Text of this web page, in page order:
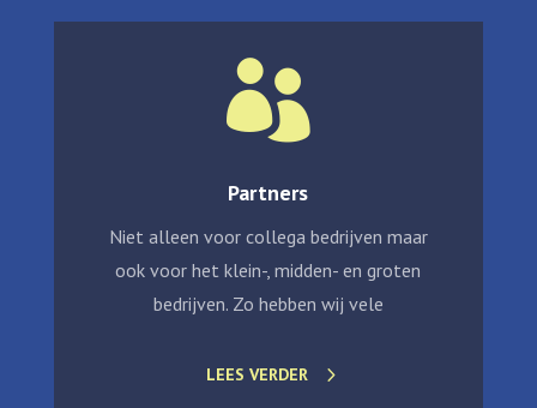

Partners
Niet alleen voor collega bedrijven maar
ook voor het klein-, midden- en groten
bedrijven. Zo hebben wij vele
LEES VERDER